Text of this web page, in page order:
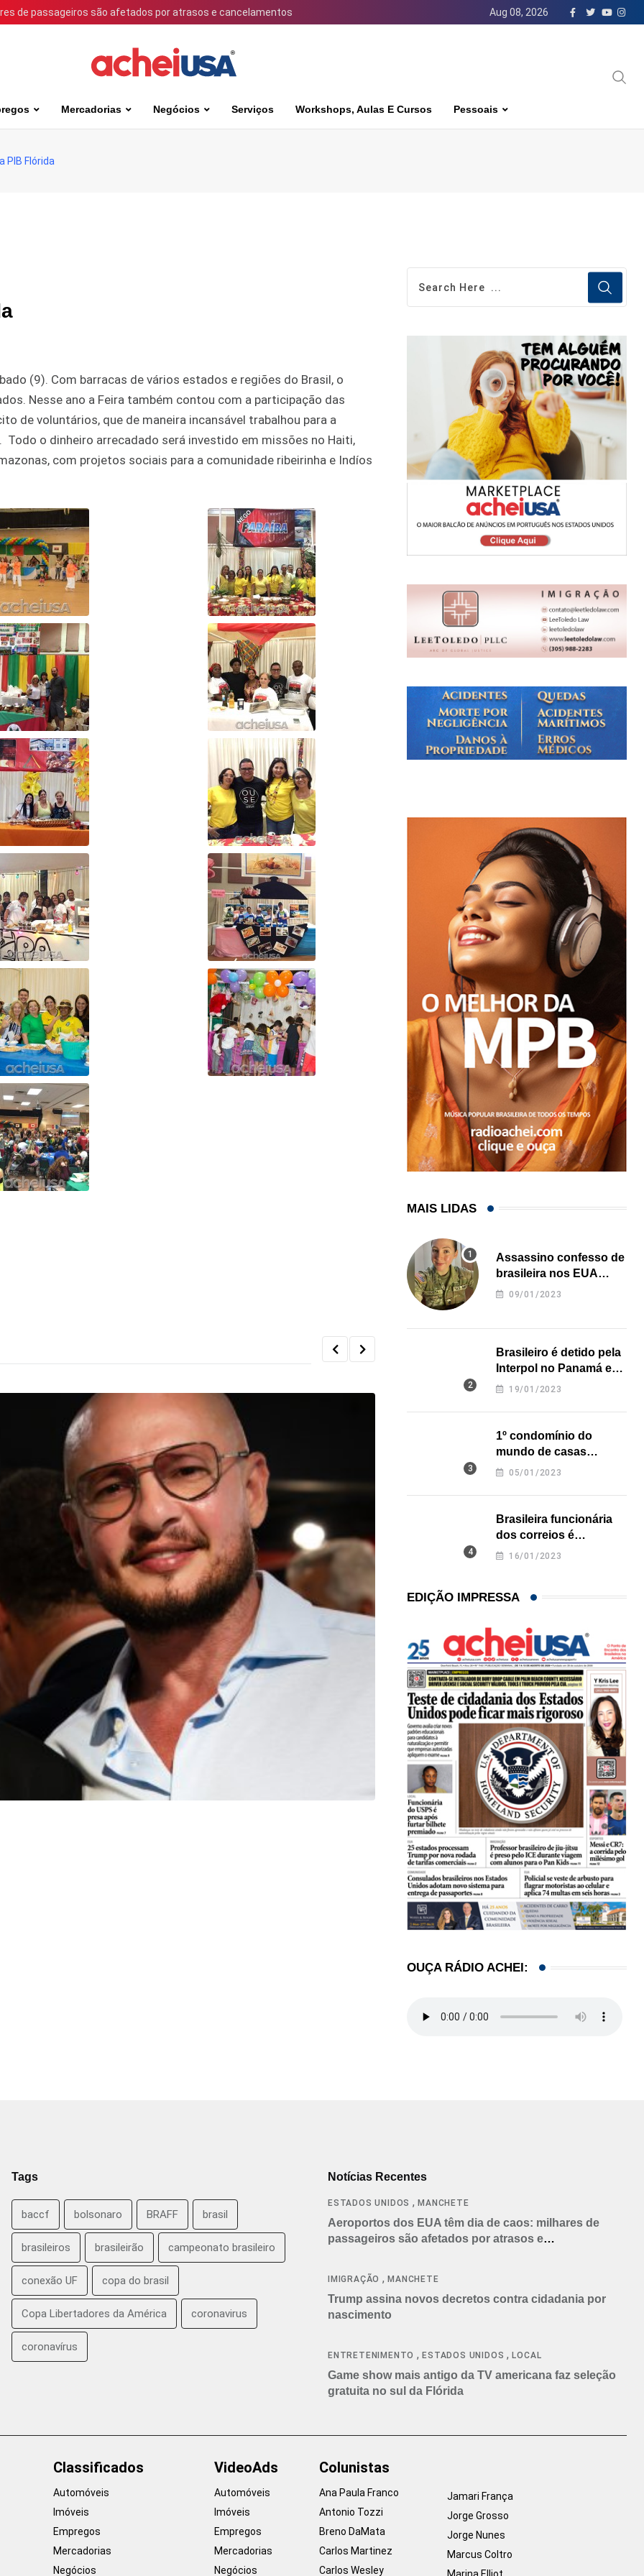
de passageiros são afetados por atrasos e cancelamentos Aug 08, 2026
Mercadorias Negócios Serviços Workshops, Aulas E Cursos Pessoais
PIB Flórida
(9). Com barracas de vários estados e regiões do Brasil, o
Nesse ano a Feira também contou com a participação das
de voluntários, que de maneira incansável trabalhou para a
o dinheiro arrecadado será investido em missões no Haiti,
com projetos sociais para a comunidade ribeirinha e Indíos
ACONTECEU
Laura Fernandes comemora aniversário em
10/06/2026
MAIS LIDAS
Assassino confesso de
brasileira nos EUA
revela onde deixou o
09/01/2023
Brasileiro é detido pela
Interpol no Panamá e
pode pegar prisão
19/01/2023
1º condomínio do
mundo de casas
impressas em 3D é
05/01/2023
Brasileira funcionária
dos correios é
assassinada a facadas
16/01/2023
EDIÇÃO IMPRESSA
OUÇA RÁDIO ACHEI:
Tags
baccf bolsonaro BRAFF brasil
brasileiros brasileirão campeonato brasileiro
conexão UF copa do brasil
Copa Libertadores da América coronavirus
coronavírus
Notícias Recentes
ESTADOS UNIDOS ,MANCHETE
Aeroportos dos EUA têm dia de caos: milhares de
passageiros são afetados por atrasos e
IMIGRAÇÃO ,MANCHETE
Trump assina novos decretos contra cidadania por
nascimento
ENTRETENIMENTO ,ESTADOS UNIDOS ,LOCAL
Game show mais antigo da TV americana faz seleção
gratuita no sul da Flórida
Classificados
Automóveis
Imóveis
Empregos
Mercadorias
Negócios
VideoAds
Automóveis
Imóveis
Empregos
Mercadorias
Negócios
Colunistas
Ana Paula Franco
Antonio Tozzi
Breno DaMata
Carlos Martinez
Carlos Wesley
Jamari França
Jorge Grosso
Jorge Nunes
Marcus Coltro